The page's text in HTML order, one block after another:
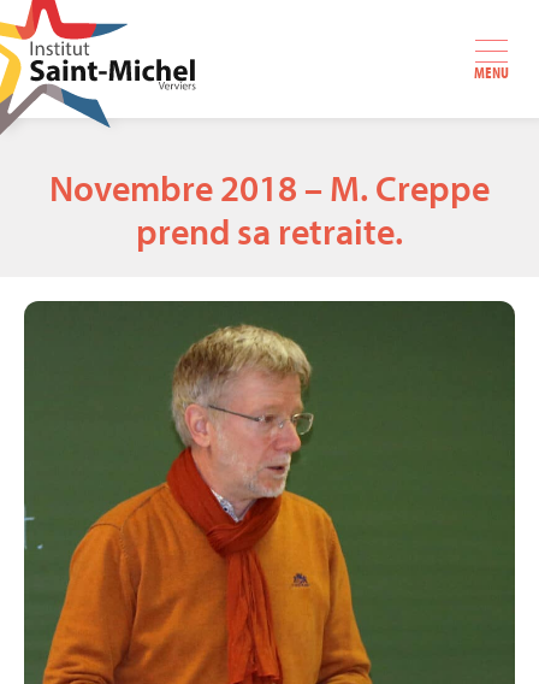
MENU
Novembre 2018 – M. Creppe
prend sa retraite.